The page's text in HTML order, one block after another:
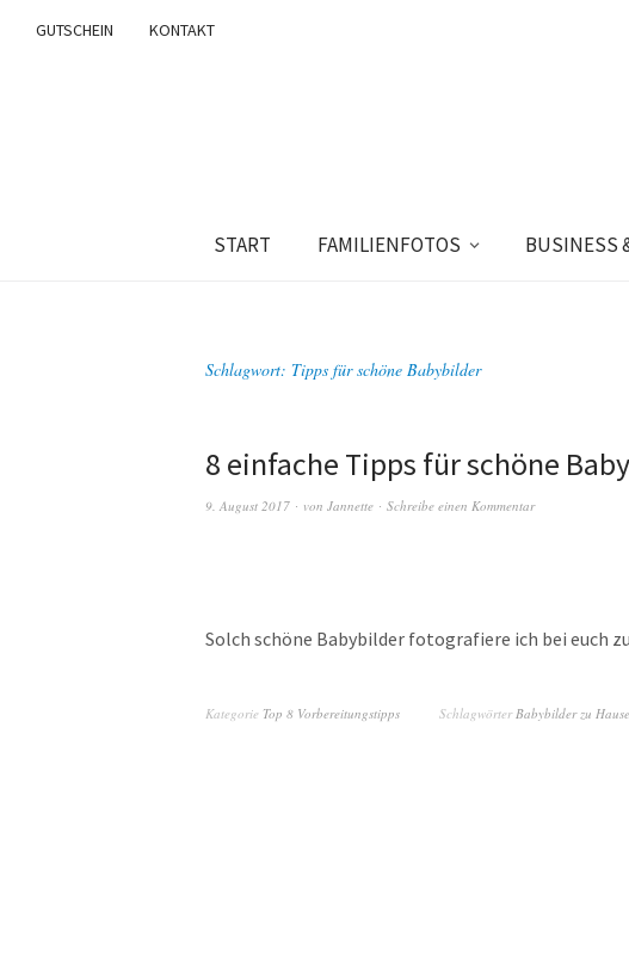
GUTSCHEIN
KONTAKT
START FAMILIENFOTOS BUSINESS
Schlagwort: Tipps für schöne Babybilder
8 einfache Tipps für schöne
9. August 2017 von Jannette Schreibe einen Kommentar
Solch schöne Babybilder fotografiere ich bei euch
Kategorie Top 8 Vorbereitungstipps SchlagwörterBabybilder zu Hause